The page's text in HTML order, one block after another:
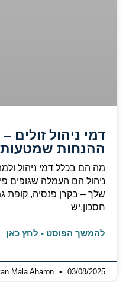
דמי ניהול
ההנחות
מה הם בכלל דמי ניהול
ניהול הם העמלה שגופים
שלך – בקרן פנסיה, קופת
חסכון.יש
להמשך הפוסט - לחץ כאן
Mala Aharon 03/08/2025